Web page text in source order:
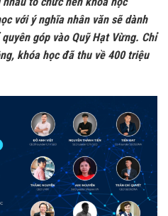
với ý nghĩa nhân văn sẽ dành
góp vào Quỹ Hạt Vừng. Chỉ
khóa học đã thu về 400 triệu